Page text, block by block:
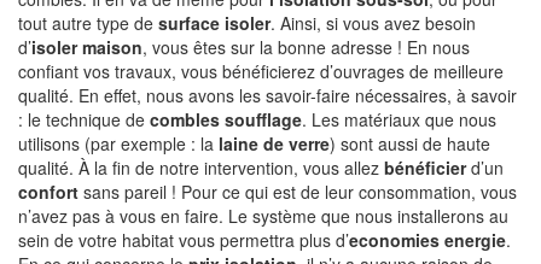
tout autre type de surface isoler. Ainsi, si vous avez besoin
d’isoler maison, vous êtes sur la bonne adresse ! En nous
confiant vos travaux, vous bénéficierez d’ouvrages de meilleure
qualité. En effet, nous avons les savoir-faire nécessaires, à savoir
: le technique de combles soufflage. Les matériaux que nous
utilisons (par exemple : la laine de verre) sont aussi de haute
qualité. À la fin de notre intervention, vous allez bénéficierd’un
confort sans pareil ! Pour ce qui est de leur consommation, vous
n’avez pas à vous en faire. Le système que nous installerons au
sein de votre habitat vous permettra plus d’economies energie.